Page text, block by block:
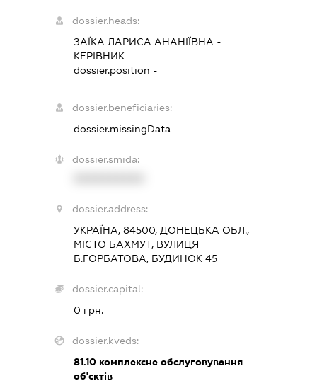
dossier.heads:
ЗАЇКА ЛАРИСА АНАНІЇВНА -
КЕРІВНИК
dossier.position -
dossier.beneficiaries:
dossier.missingData
dossier.smida:
dossier.address:
УКРАЇНА, 84500, ДОНЕЦЬКА ОБЛ.,
МІСТО БАХМУТ, ВУЛИЦЯ
Б.ГОРБАТОВА, БУДИНОК 45
dossier.capital:
0 грн.
dossier.kveds:
81.10комплексне обслуговування
об'єктів